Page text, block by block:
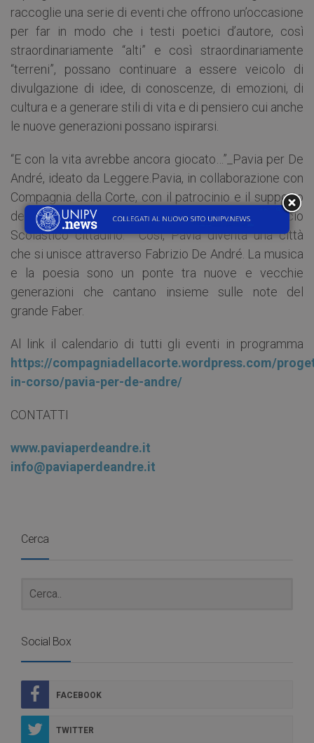
raccoglie una serie di eventi che offrono un’occasione
per far in modo che i testi poetici d’autore, così
straordinariamente “alti” e così straordinariamente
“terreni”, possano continuare a essere veicolo di
divulgazione di idee, di conoscenze, di emozioni, di
cultura e a generare stili di vita e di pensiero cui anche
le nuove generazioni possano ispirarsi.
“E con la vita avrebbe ancora giocato…”_Pavia per De
André, ideato da Leggere.Pavia, in collaborazione con
Compagnia della Corte, con il patrocinio e il supporto
del Comune di Pavia e il contributo dell’Ufficio
Scolastico cittadino. Così, Pavia diventa una città
che si unisce attraverso Fabrizio De André. La musica
e la poesia sono un ponte tra nuove e vecchie
generazioni che cantano insieme sulle note del
grande Faber.
Al link il calendario di tutti gli eventi in programma
https://compagniadellacorte.wordpress.com/
in-corso/pavia-per-de-andre/
CONTATTI
www.paviaperdeandre.it
info@paviaperdeandre.it
Cerca
Social Box
FACEBOOK
TWITTER